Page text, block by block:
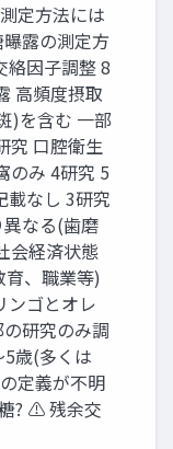
定方法には
露の測定方
絡因子調整 8
高頻度摂取
)を含む 一部
究 口腔衛生
のみ 4研究 5
載なし 3研究
なる(歯磨
会経済状態
、職業等)
ゴとオレ
研究のみ調
歳(多くは
定義が不明
? ⚠ 残余交